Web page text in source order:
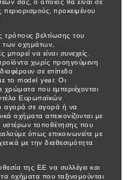
σας, ο οποίος θα είναι σε
περιορισμούς, προκειμένου
βελτίωσης του
των οχημάτων,
μπορεί να είναι συνεχείς.
χωρίς προηγούμενη
σε επίπεδο
το model year. Οι
χρώματα που εμπεριέχονται
Ευρωπαϊκών
αγορά σε αγορά ή να
οχήματα απεικονίζονται με
υστέρων τοποθέτησης που
όπως επικοινωνείτε με
με την διαθεσιμότητα
της ΕΕ να συλλέγει και
οχήματα που ταξινομούνται